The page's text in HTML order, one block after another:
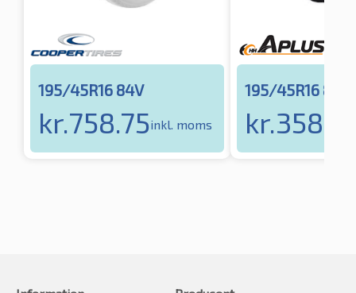
195/45R16 84V
kr.758.75inkl. moms
195/45R16 84V
kr.358.51